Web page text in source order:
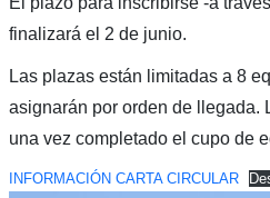
finalizará el 2 de junio.
Las plazas están limitadas a 8
asignarán por orden de llegada.
una vez completado el cupo de
INFORMACIÓN CARTA CIRCULAR